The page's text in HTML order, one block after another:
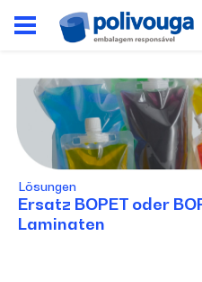
Lösungen
Ersatz BOPET oder
Laminaten